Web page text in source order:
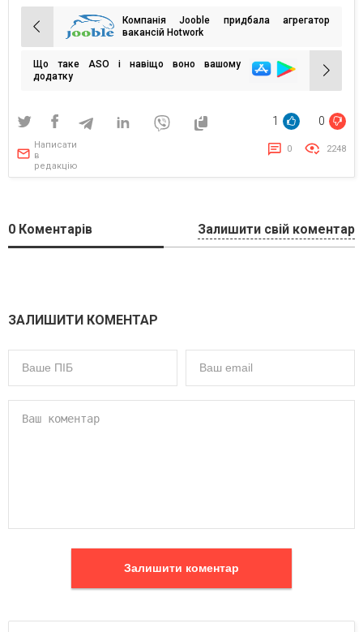
Навігація
записів
Компанія Jooble придбала агрегатор
вакансій Hotwork
Що таке ASO і навіщо воно вашому
додатку
1 0
Написати
в
редакцію
0 2248
0 Коментарів Залишити свій коментар
ЗАЛИШИТИ КОМЕНТАР
Залишити коментар